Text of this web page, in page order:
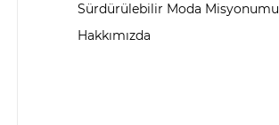
Sürdürülebilir Moda
Hakkımızda